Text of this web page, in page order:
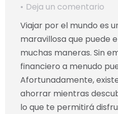
Deja un comentario
Viajar por el mundo es
maravillosa que puede
muchas maneras. Sin
financiero a menudo
Afortunadamente,
ahorrar mientras
lo que te permitirá